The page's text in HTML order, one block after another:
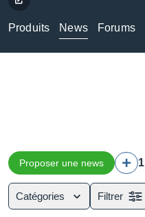
Produits News Forums
Proposer une news 1
Catégories Filtrer